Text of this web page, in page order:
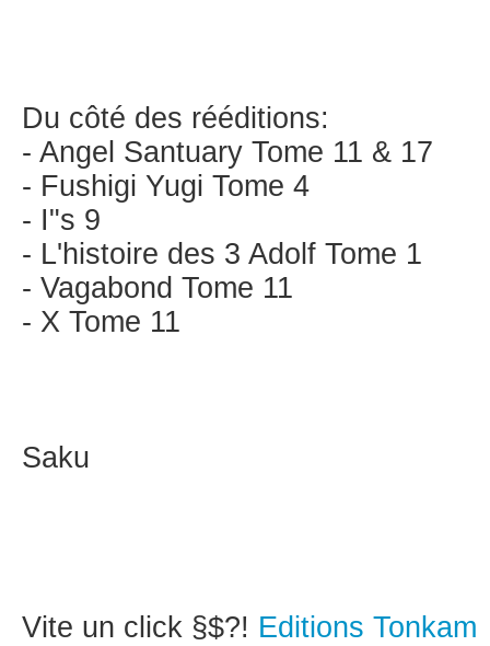
Du côté des rééditions:
- Angel Santuary Tome 11 & 17
- Fushigi Yugi Tome 4
- I"s 9
- L'histoire des 3 Adolf Tome 1
- Vagabond Tome 11
- X Tome 11
Saku
Vite un click §$?! Editions Tonkam